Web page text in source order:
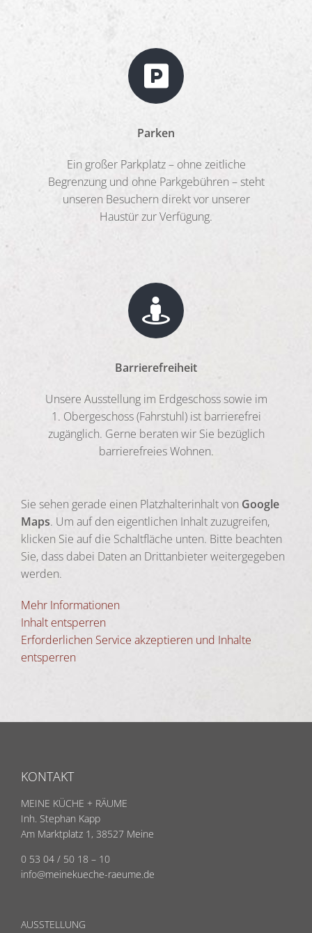
Parken
Ein großer Parkplatz – ohne zeitliche
Begrenzung und ohne Parkgebühren – steht
unseren Besuchern direkt vor unserer
Haustür zur Verfügung.
Barrierefreiheit
Unsere Ausstellung im Erdgeschoss sowie im
1. Obergeschoss (Fahrstuhl) ist barrierefrei
zugänglich. Gerne beraten wir Sie bezüglich
barrierefreies Wohnen.
Sie sehen gerade einen Platzhalterinhalt von Google
Maps. Um auf den eigentlichen Inhalt zuzugreifen,
klicken Sie auf die Schaltfläche unten. Bitte beachten
Sie, dass dabei Daten an Drittanbieter weitergegeben
werden.
Mehr Informationen
Inhalt entsperren
Erforderlichen Service akzeptieren und Inhalte
entsperren
KONTAKT
MEINE KÜCHE + RÄUME
Inh. Stephan Kapp
Am Marktplatz 1, 38527 Meine
0 53 04 / 50 18 – 10
info@meinekueche-raeume.de
AUSSTELLUNG